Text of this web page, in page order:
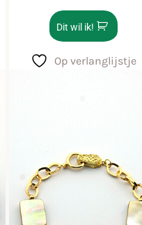
Dit wil ik!
Op verlanglijstje